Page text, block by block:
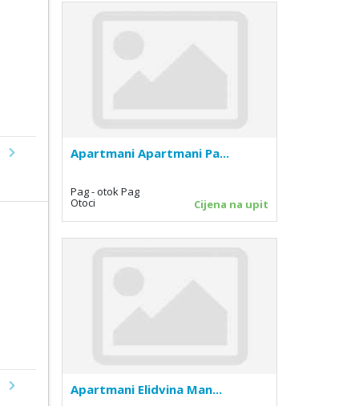
Next
Next
Apartmani Apartmani Pa...
Pag - otok Pag
Otoci Cijena na upit
Apartmani Elidvina Man...